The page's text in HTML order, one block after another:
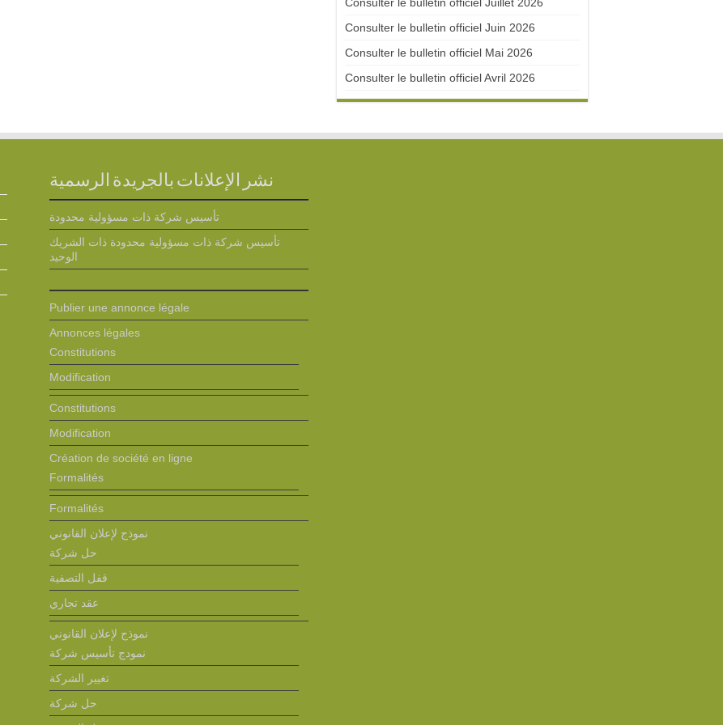
Consulter le bulletin officiel Juin 2026
Consulter le bulletin officiel Mai 2026
Consulter le bulletin officiel Avril 2026
نشر الإعلانات بالجريدة الرسمية
تأسيس شركة ذات مسؤولية محدودة
تأسيس شركة ذات مسؤولية محدودة ذات الشريك
الوحيد
Publier une annonce légale
Annonces légales
Constitutions
Modification
Constitutions
Modification
Création de société en ligne
Formalités
Formalités
نموذج لإعلان القانوني
حل شركة
قفل التصفية
عقد تجاري
نموذج لإعلان القانوني
نمودج تأسيس شركة
تغيير الشركة
حل شركة